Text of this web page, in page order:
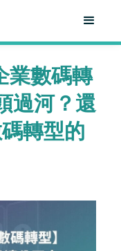
業數碼轉
過河？還
轉型的